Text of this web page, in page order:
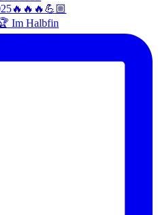
Im Halbfin